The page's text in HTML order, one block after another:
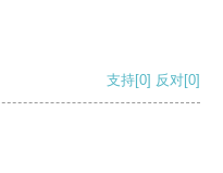
支持[0] 反对[0]